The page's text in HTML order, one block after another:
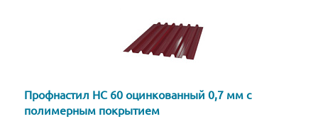
Профнастил НС 60 оцинкованный 0,7 мм с
полимерным покрытием